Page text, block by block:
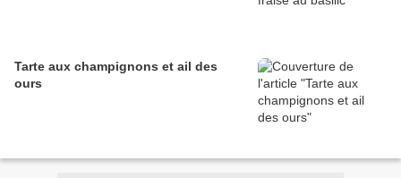
Tarte aux champignons et ail des
ours